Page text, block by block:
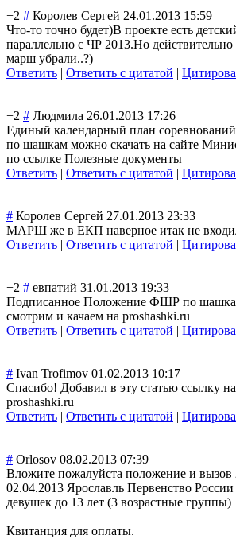
+2 # Королев Сергей 24.01.2013 15:59
Что-то точно будет)В проекте есть
параллельно с ЧР 2013.Но
марш убрали..?)
Ответить | Ответить с цитатой |
+2 # Людмила 26.01.2013 17:26
Единый календарный план соревнований
по шашкам можно скачать на сайте
по ссылке Полезные документы
Ответить | Ответить с цитатой |
# Королев Сергей 27.01.2013 23:33
МАРШ же в ЕКП наверное итак не
Ответить | Ответить с цитатой |
+2 # евпатий 31.01.2013 19:33
Подписанное Положение ФШР по
смотрим и качаем на proshashki.ru
Ответить | Ответить с цитатой |
# Ivan Trofimov 01.02.2013 10:17
Спасибо! Добавил в эту статью ссылку
proshashki.ru
Ответить | Ответить с цитатой |
# Orlosov 08.02.2013 07:39
Вложите пожалуйста положение и вызов
02.04.2013 Ярославль Первенство
девушек до 13 лет (3 возрастные группы)
Квитанция для оплаты.